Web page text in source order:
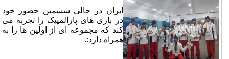
ایران در حالی ششمین حضور خود
در بازی های پارالمپیک را تجربه می
کند که مجموعه ای از اولین ها را به
همراه دارد:.